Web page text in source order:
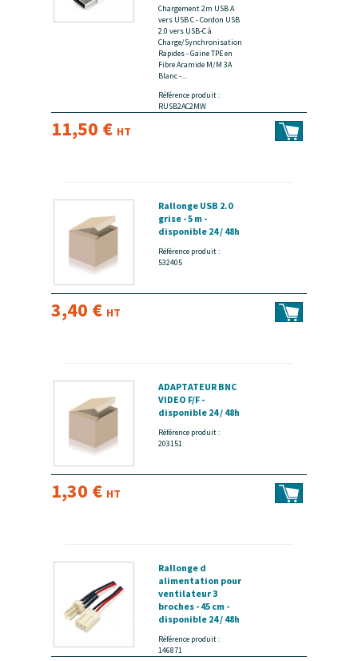
Chargement 2m USB A
vers USB C - Cordon USB
2.0 vers USB-C à
Charge/Synchronisation
Rapides - Gaine TPE en
Fibre Aramide M/M 3A
Blanc -...
Référence produit :
RUSB2AC2MW
11,50 € HT
Rallonge USB 2.0
grise - 5 m -
disponible 24 / 48h
Référence produit :
532405
3,40 € HT
ADAPTATEUR BNC
VIDEO F/F -
disponible 24 / 48h
Référence produit :
203151
1,30 € HT
Rallonge d
alimentation pour
ventilateur 3
broches - 45 cm -
disponible 24 / 48h
Référence produit :
146871